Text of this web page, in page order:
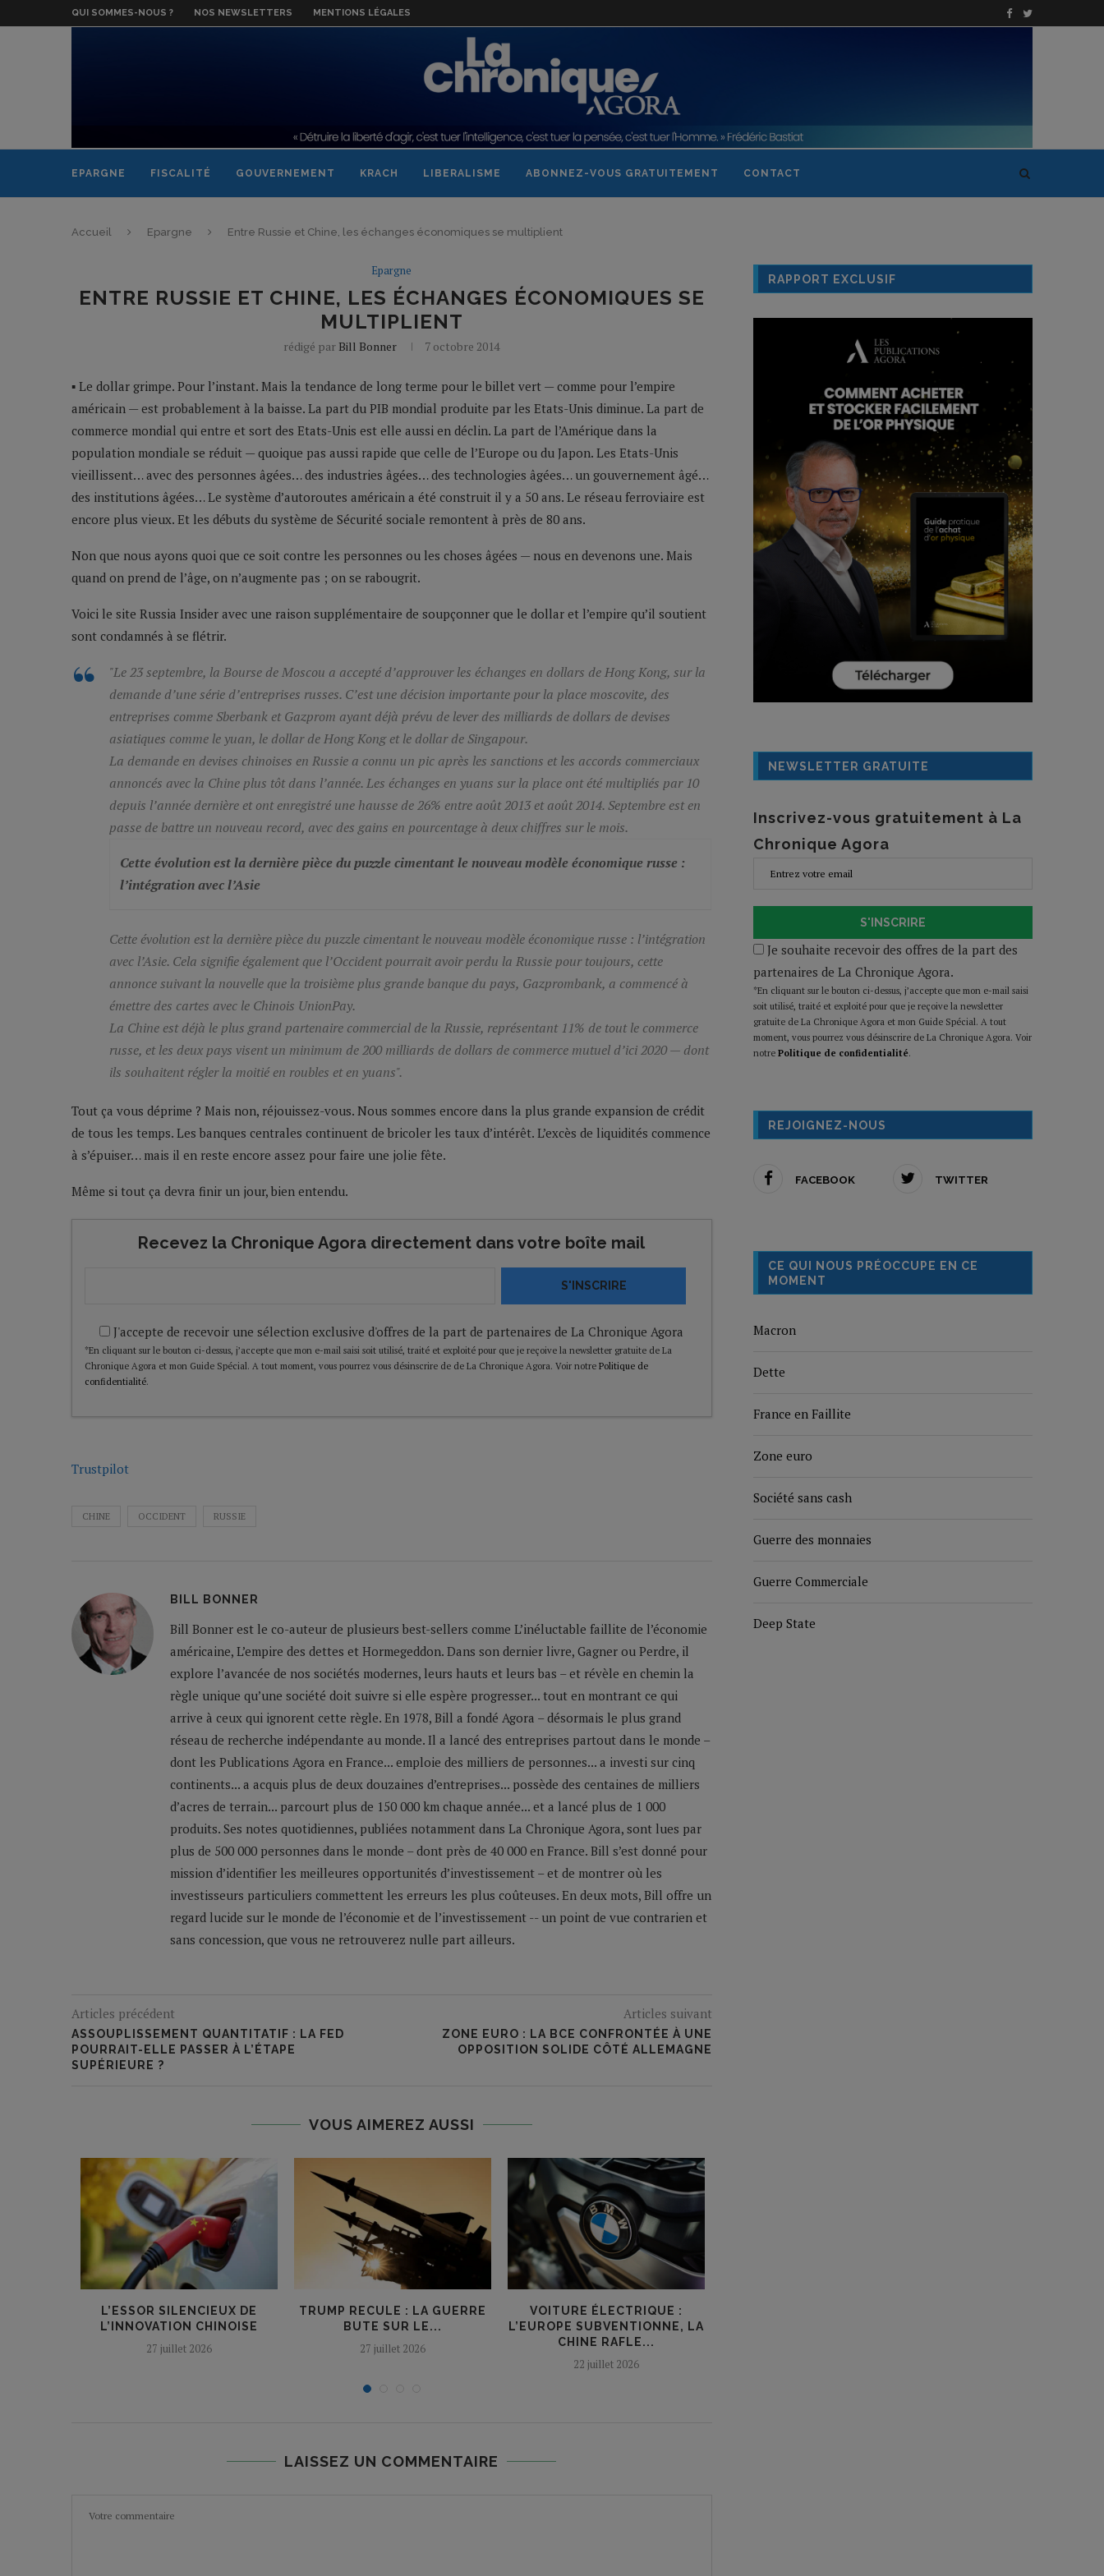
QUI SOMMES-NOUS ? NOS NEWSLETTERS MENTIONS LÉGALES
EPARGNE FISCALITÉ GOUVERNEMENT KRACH LIBERALISME ABONNEZ-VOUS GRATUITEMENT CONTACT
Accueil Epargne Entre Russie et Chine, les échanges économiques se multiplient
Epargne
ENTRE RUSSIE ET CHINE, LES ÉCHANGES ÉCONOMIQUES SE
MULTIPLIENT
rédigé par Bill Bonner 7 octobre 2014
▪ Le dollar grimpe. Pour l’instant. Mais la tendance de long terme pour le billet vert — comme pour l’empire
américain — est probablement à la baisse. La part du PIB mondial produite par les Etats-Unis diminue. La part de
commerce mondial qui entre et sort des Etats-Unis est elle aussi en déclin. La part de l’Amérique dans la
population mondiale se réduit — quoique pas aussi rapide que celle de l’Europe ou du Japon. Les Etats-Unis
vieillissent… avec des personnes âgées… des industries âgées… des technologies âgées… un gouvernement âgé…
des institutions âgées… Le système d’autoroutes américain a été construit il y a 50 ans. Le réseau ferroviaire est
encore plus vieux. Et les débuts du système de Sécurité sociale remontent à près de 80 ans.
Non que nous ayons quoi que ce soit contre les personnes ou les choses âgées — nous en devenons une. Mais
quand on prend de l’âge, on n’augmente pas ; on se rabougrit.
Voici le site Russia Insider avec une raison supplémentaire de soupçonner que le dollar et l’empire qu’il soutient
sont condamnés à se flétrir.
"Le 23 septembre, la Bourse de Moscou a accepté d’approuver les échanges en dollars de Hong Kong, sur la
demande d’une série d’entreprises russes. C’est une décision importante pour la place moscovite, des
entreprises comme Sberbank et Gazprom ayant déjà prévu de lever des milliards de dollars de devises
asiatiques comme le yuan, le dollar de Hong Kong et le dollar de Singapour.
La demande en devises chinoises en Russie a connu un pic après les sanctions et les accords commerciaux
annoncés avec la Chine plus tôt dans l’année. Les échanges en yuans sur la place ont été multipliés par 10
depuis l’année dernière et ont enregistré une hausse de 26% entre août 2013 et août 2014. Septembre est en
passe de battre un nouveau record, avec des gains en pourcentage à deux chiffres sur le mois.
Cette évolution est la dernière pièce du puzzle cimentant le nouveau modèle économique russe :
l’intégration avec l’Asie
Cette évolution est la dernière pièce du puzzle cimentant le nouveau modèle économique russe : l’intégration
avec l’Asie. Cela signifie également que l’Occident pourrait avoir perdu la Russie pour toujours, cette
annonce suivant la nouvelle que la troisième plus grande banque du pays, Gazprombank, a commencé à
émettre des cartes avec le Chinois UnionPay.
La Chine est déjà le plus grand partenaire commercial de la Russie, représentant 11% de tout le commerce
russe, et les deux pays visent un minimum de 200 milliards de dollars de commerce mutuel d’ici 2020 — dont
ils souhaitent régler la moitié en roubles et en yuans".
Tout ça vous déprime ? Mais non, réjouissez-vous. Nous sommes encore dans la plus grande expansion de crédit
de tous les temps. Les banques centrales continuent de bricoler les taux d’intérêt. L’excès de liquidités commence
à s’épuiser… mais il en reste encore assez pour faire une jolie fête.
Même si tout ça devra finir un jour, bien entendu.
Recevez la Chronique Agora directement dans votre boîte mail
S'INSCRIRE
J'accepte de recevoir une sélection exclusive d'offres de la part de partenaires de La Chronique Agora
*En cliquant sur le bouton ci-dessus, j’accepte que mon e-mail saisi soit utilisé, traité et exploité pour que je reçoive la newsletter gratuite de La
Chronique Agora et mon Guide Spécial. A tout moment, vous pourrez vous désinscrire de de La Chronique Agora. Voir notre Politique de
confidentialité.
Trustpilot
CHINE OCCIDENT RUSSIE
BILL BONNER
Bill Bonner est le co-auteur de plusieurs best-sellers comme L’inéluctable faillite de l’économie
américaine, L’empire des dettes et Hormegeddon. Dans son dernier livre, Gagner ou Perdre, il
explore l’avancée de nos sociétés modernes, leurs hauts et leurs bas – et révèle en chemin la
règle unique qu’une société doit suivre si elle espère progresser... tout en montrant ce qui
arrive à ceux qui ignorent cette règle. En 1978, Bill a fondé Agora – désormais le plus grand
réseau de recherche indépendante au monde. Il a lancé des entreprises partout dans le monde –
dont les Publications Agora en France... emploie des milliers de personnes... a investi sur cinq
continents... a acquis plus de deux douzaines d’entreprises... possède des centaines de milliers
d’acres de terrain... parcourt plus de 150 000 km chaque année... et a lancé plus de 1 000
produits. Ses notes quotidiennes, publiées notamment dans La Chronique Agora, sont lues par
plus de 500 000 personnes dans le monde – dont près de 40 000 en France. Bill s’est donné pour
mission d’identifier les meilleures opportunités d’investissement – et de montrer où les
investisseurs particuliers commettent les erreurs les plus coûteuses. En deux mots, Bill offre un
regard lucide sur le monde de l’économie et de l’investissement -- un point de vue contrarien et
sans concession, que vous ne retrouverez nulle part ailleurs.
Articles précédent
ASSOUPLISSEMENT QUANTITATIF : LA FED
POURRAIT-ELLE PASSER À L’ÉTAPE
SUPÉRIEURE ?
Articles suivant
ZONE EURO : LA BCE CONFRONTÉE À UNE
OPPOSITION SOLIDE CÔTÉ ALLEMAGNE
VOUS AIMEREZ AUSSI
L’ESSOR SILENCIEUX DE
L’INNOVATION CHINOISE
27 juillet 2026
TRUMP RECULE : LA GUERRE
BUTE SUR LE...
27 juillet 2026
VOITURE ÉLECTRIQUE :
L’EUROPE SUBVENTIONNE, LA
CHINE RAFLE...
22 juillet 2026
LAISSEZ UN COMMENTAIRE
RAPPORT EXCLUSIF
NEWSLETTER GRATUITE
Inscrivez-vous gratuitement à La
Chronique Agora
S'INSCRIRE
Je souhaite recevoir des offres de la part des
partenaires de La Chronique Agora.
*En cliquant sur le bouton ci-dessus, j’accepte que mon e-mail saisi
soit utilisé, traité et exploité pour que je reçoive la newsletter
gratuite de La Chronique Agora et mon Guide Spécial. A tout
moment, vous pourrez vous désinscrire de La Chronique Agora. Voir
notre Politique de confidentialité.
REJOIGNEZ-NOUS
FACEBOOK TWITTER
CE QUI NOUS PRÉOCCUPE EN CE
MOMENT
Macron
Dette
France en Faillite
Zone euro
Société sans cash
Guerre des monnaies
Guerre Commerciale
Deep State